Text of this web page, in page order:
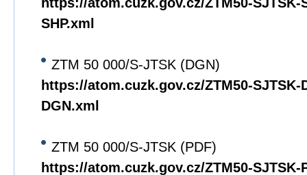
SHP.xml
ZTM 50 000/S-JTSK (DGN)
https://atom.cuzk.gov.cz/ZTM50-SJTSK-
DGN.xml
ZTM 50 000/S-JTSK (PDF)
https://atom.cuzk.gov.cz/ZTM50-SJTSK-